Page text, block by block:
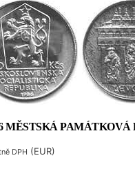
MĚSTSKÁ
DPH (EUR)